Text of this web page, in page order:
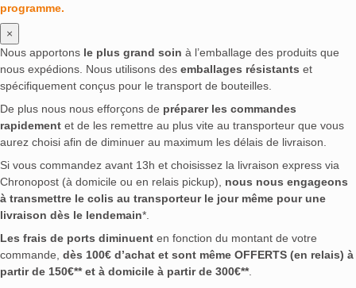
programme.
×
Nous apportons le plus grand soin à l’emballage des produits que
nous expédions. Nous utilisons des emballages résistants et
spécifiquement conçus pour le transport de bouteilles.
De plus nous nous efforçons de préparer les commandes
rapidement et de les remettre au plus vite au transporteur que vous
aurez choisi afin de diminuer au maximum les délais de livraison.
Si vous commandez avant 13h et choisissez la livraison express via
Chronopost (à domicile ou en relais pickup), nous nous engageons
à transmettre le colis au transporteur le jour même pour une
livraison dès le lendemain*.
Les frais de ports diminuent en fonction du montant de votre
commande, dès 100€ d’achat et sont même OFFERTS (en relais) à
partir de 150€** et à domicile à partir de 300€**.